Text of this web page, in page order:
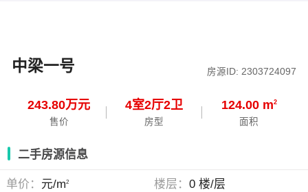
中梁一号 房源ID: 2303724097
243.80万元
售价
4室2厅2卫
房型
124.00 m2
面积
二手房源信息
单价： 元/m2 楼层： 0 楼/层